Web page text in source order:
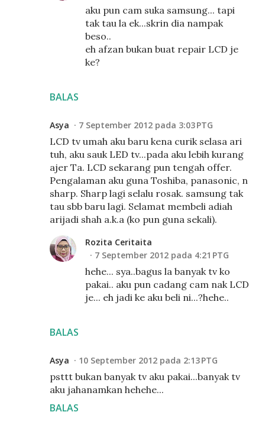
BALAS
aku pun cam suka samsung... tapi
tak tau la ek...skrin dia nampak
beso..
eh afzan bukan buat repair LCD je
ke?
Asya 7 September 2012 pada 3:03 PTG
LCD tv umah aku baru kena curik selasa ari
tuh, aku sauk LED tv...pada aku lebih kurang
ajer Ta. LCD sekarang pun tengah offer.
Pengalaman aku guna Toshiba, panasonic, n
sharp. Sharp lagi selalu rosak. samsung tak
tau sbb baru lagi. Selamat membeli adiah
arijadi shah a.k.a (ko pun guna sekali).
BALAS
Rozita Ceritaita
7 September 2012 pada 4:21 PTG
hehe... sya..bagus la banyak tv ko
pakai.. aku pun cadang cam nak LCD
je... eh jadi ke aku beli ni...?hehe..
Asya 10 September 2012 pada 2:13 PTG
psttt bukan banyak tv aku pakai...banyak tv
aku jahanamkan hehehe...
BALAS